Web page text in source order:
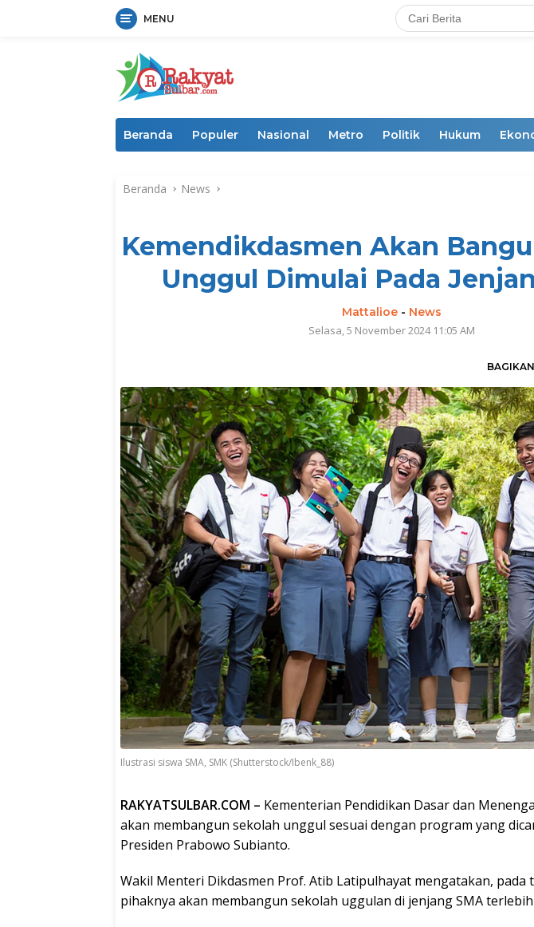
MENU
Beranda Populer Nasional Metro Politik Hukum
Beranda News
Kemendikdasmen Akan
Unggul Dimulai Pada
Mattalioe- News
Selasa, 5 November 2024 11:05 AM
BAGIKAN
Ilustrasi siswa SMA, SMK (Shutterstock/Ibenk_88)
RAKYATSULBAR.COM – Kementerian Pendidikan Dasar dan
akan membangun sekolah unggul sesuai dengan program yang
Presiden Prabowo Subianto.
Wakil Menteri Dikdasmen Prof. Atib Latipulhayat mengatakan, pada
pihaknya akan membangun sekolah uggulan di jenjang SMA